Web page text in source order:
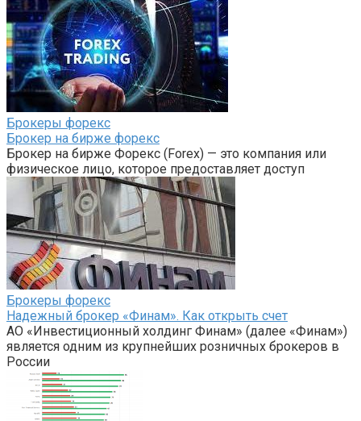
Брокеры форекс
Брокер на бирже форекс
Брокер на бирже Форекс (Forex) — это компания или
физическое лицо, которое предоставляет доступ
Брокеры форекс
Надежный брокер «Финам». Как открыть счет
АО «Инвестиционный холдинг Финам» (далее «Финам»)
является одним из крупнейших розничных брокеров в
России